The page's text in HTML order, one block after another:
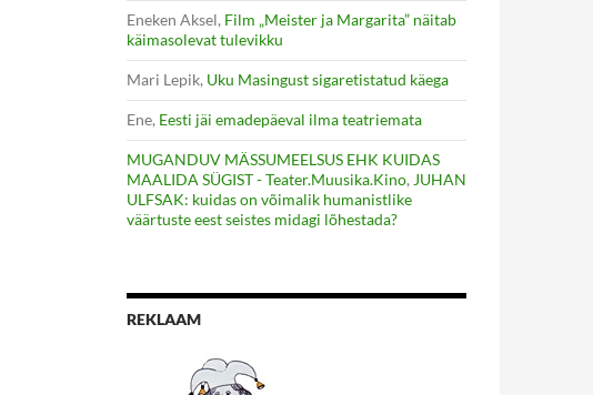
Eneken Aksel, Film „Meister ja Margarita” näitab
käimasolevat tulevikku
Mari Lepik, Uku Masingust sigaretistatud käega
Ene, Eesti jäi emadepäeval ilma teatriemata
MUGANDUV MÄSSUMEELSUS EHK KUIDAS
MAALIDA SÜGIST - Teater.Muusika.Kino, JUHAN
ULFSAK: kuidas on võimalik humanistlike
väärtuste eest seistes midagi lõhestada?
REKLAAM